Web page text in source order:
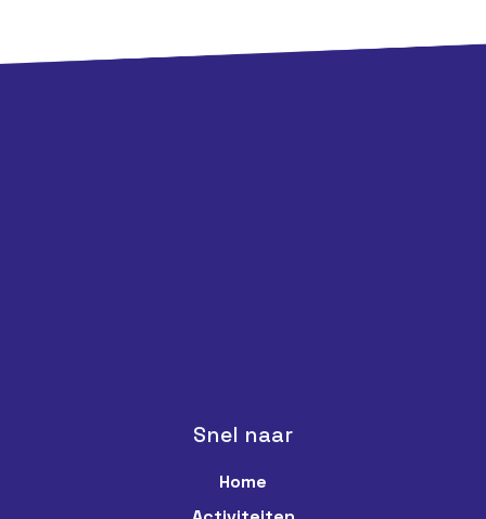
Snel naar
Home